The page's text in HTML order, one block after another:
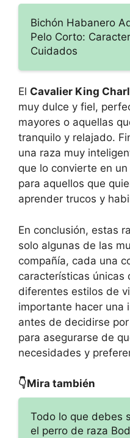
Bichón Habanero
Pelo Corto:
Cuidados
El Cavalier King
muy dulce y fiel,
mayores o aquellas
tranquilo y relajado.
una raza muy
que lo convierte en
para aquellos que
aprender trucos y
En conclusión, estas
solo algunas de las
compañía, cada una
características únicas
diferentes estilos de
importante hacer una
antes de decidirse
para asegurarse de
necesidades y
👇Mira también
Todo lo que debes
el perro de raza